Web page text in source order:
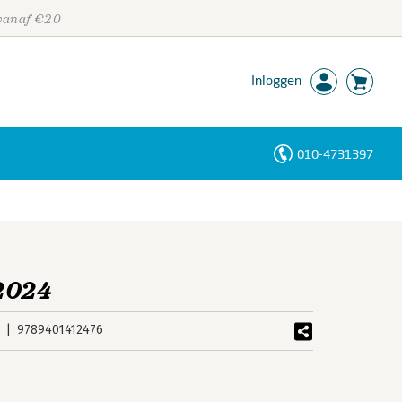
€20
Inloggen
010-4731397
9789401412476
Personen